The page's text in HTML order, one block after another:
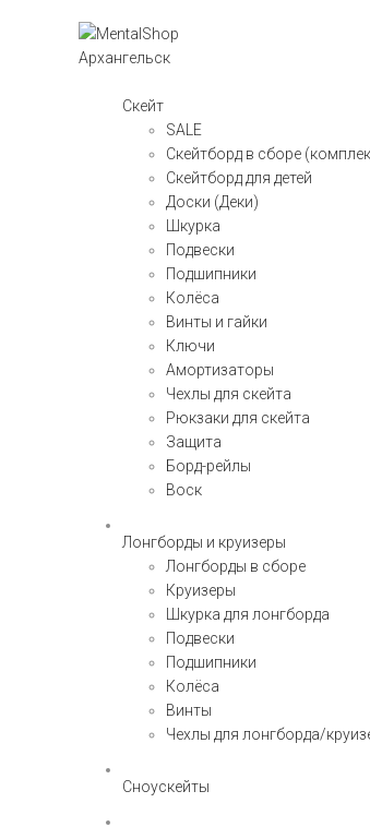
Скейт
SALE
Скейтборд в сборе
Скейтборд для детей
Доски (Деки)
Шкурка
Подвески
Подшипники
Колёса
Винты и гайки
Ключи
Амортизаторы
Чехлы для скейта
Рюкзаки для скейта
Защита
Борд-рейлы
Воск
Лонгборды и круизеры
Лонгборды в сборе
Круизеры
Шкурка для лонгборда
Подвески
Подшипники
Колёса
Винты
Чехлы для лонгборда/
Сноускейты